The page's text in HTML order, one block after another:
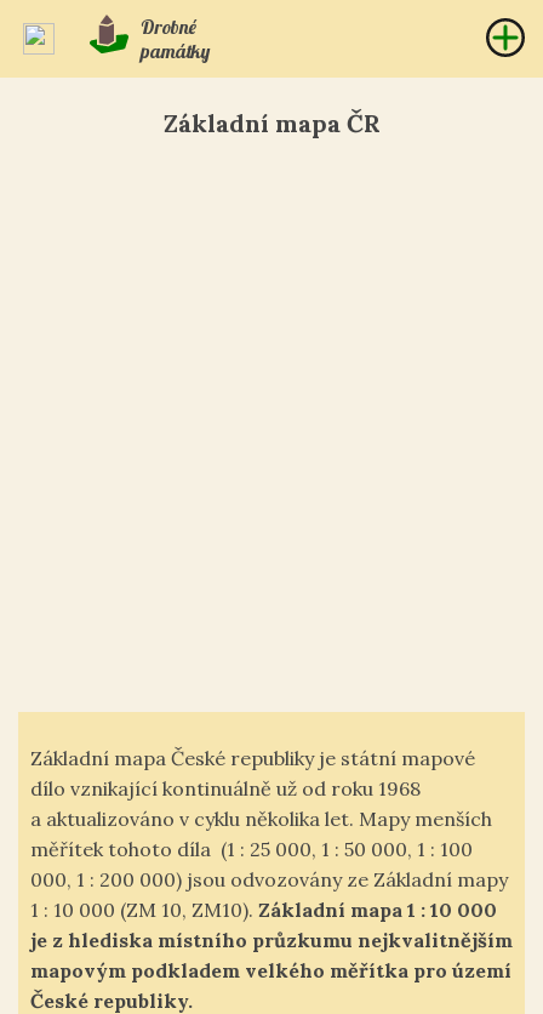
Drobné
památky
Základní mapa ČR
Základní mapa České republiky je státní mapové
dílo vznikající kontinuálně už od roku 1968
a aktualizováno v cyklu několika let. Mapy menších
měřítek tohoto díla (1 : 25 000, 1 : 50 000, 1 : 100
000, 1 : 200 000) jsou odvozovány ze Základní mapy
1 : 10 000 (ZM 10, ZM10). Základní mapa 1 : 10 000
je z hlediska místního průzkumu nejkvalitnějším
mapovým podkladem velkého měřítka pro území
České republiky.